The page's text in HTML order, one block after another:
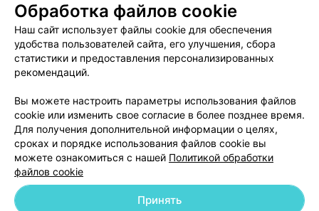
Добавить компанию
Обработка файлов cookie
Наш сайт использует файлы cookie для обеспечения
удобства пользователей сайта, его улучшения, сбора
статистики и предоставления персонализированных
рекомендаций.
Вы можете настроить параметры использования файлов
cookie или изменить свое согласие в более позднее время.
Для получения дополнительной информации о целях,
сроках и порядке использования файлов cookie вы
можете ознакомиться с нашей Политикой обработки
файлов cookie
Принять